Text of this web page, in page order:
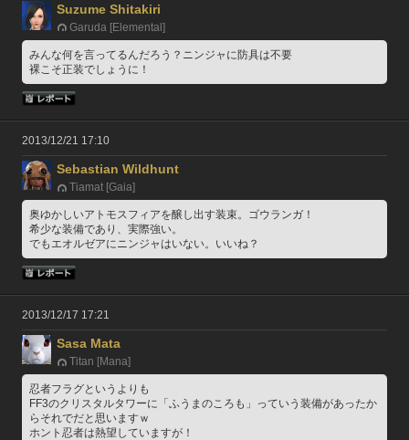
Suzume Shitakiri
Garuda [Elemental]
みんな何を言ってるんだろう？ニンジャに防具は不要
裸こそ正装でしょうに！
2013/12/21 17:10
Sebastian Wildhunt
Tiamat [Gaia]
奥ゆかしいアトモスフィアを醸し出す装束。ゴウランガ！
希少な装備であり、実際強い。
でもエオルゼアにニンジャはいない。いいね？
2013/12/17 17:21
Sasa Mata
Titan [Mana]
忍者フラグというよりも
FF3のクリスタルタワーに「ふうまのころも」っていう装備があったか
らそれでだと思いますｗ
ホント忍者は熱望していますが！